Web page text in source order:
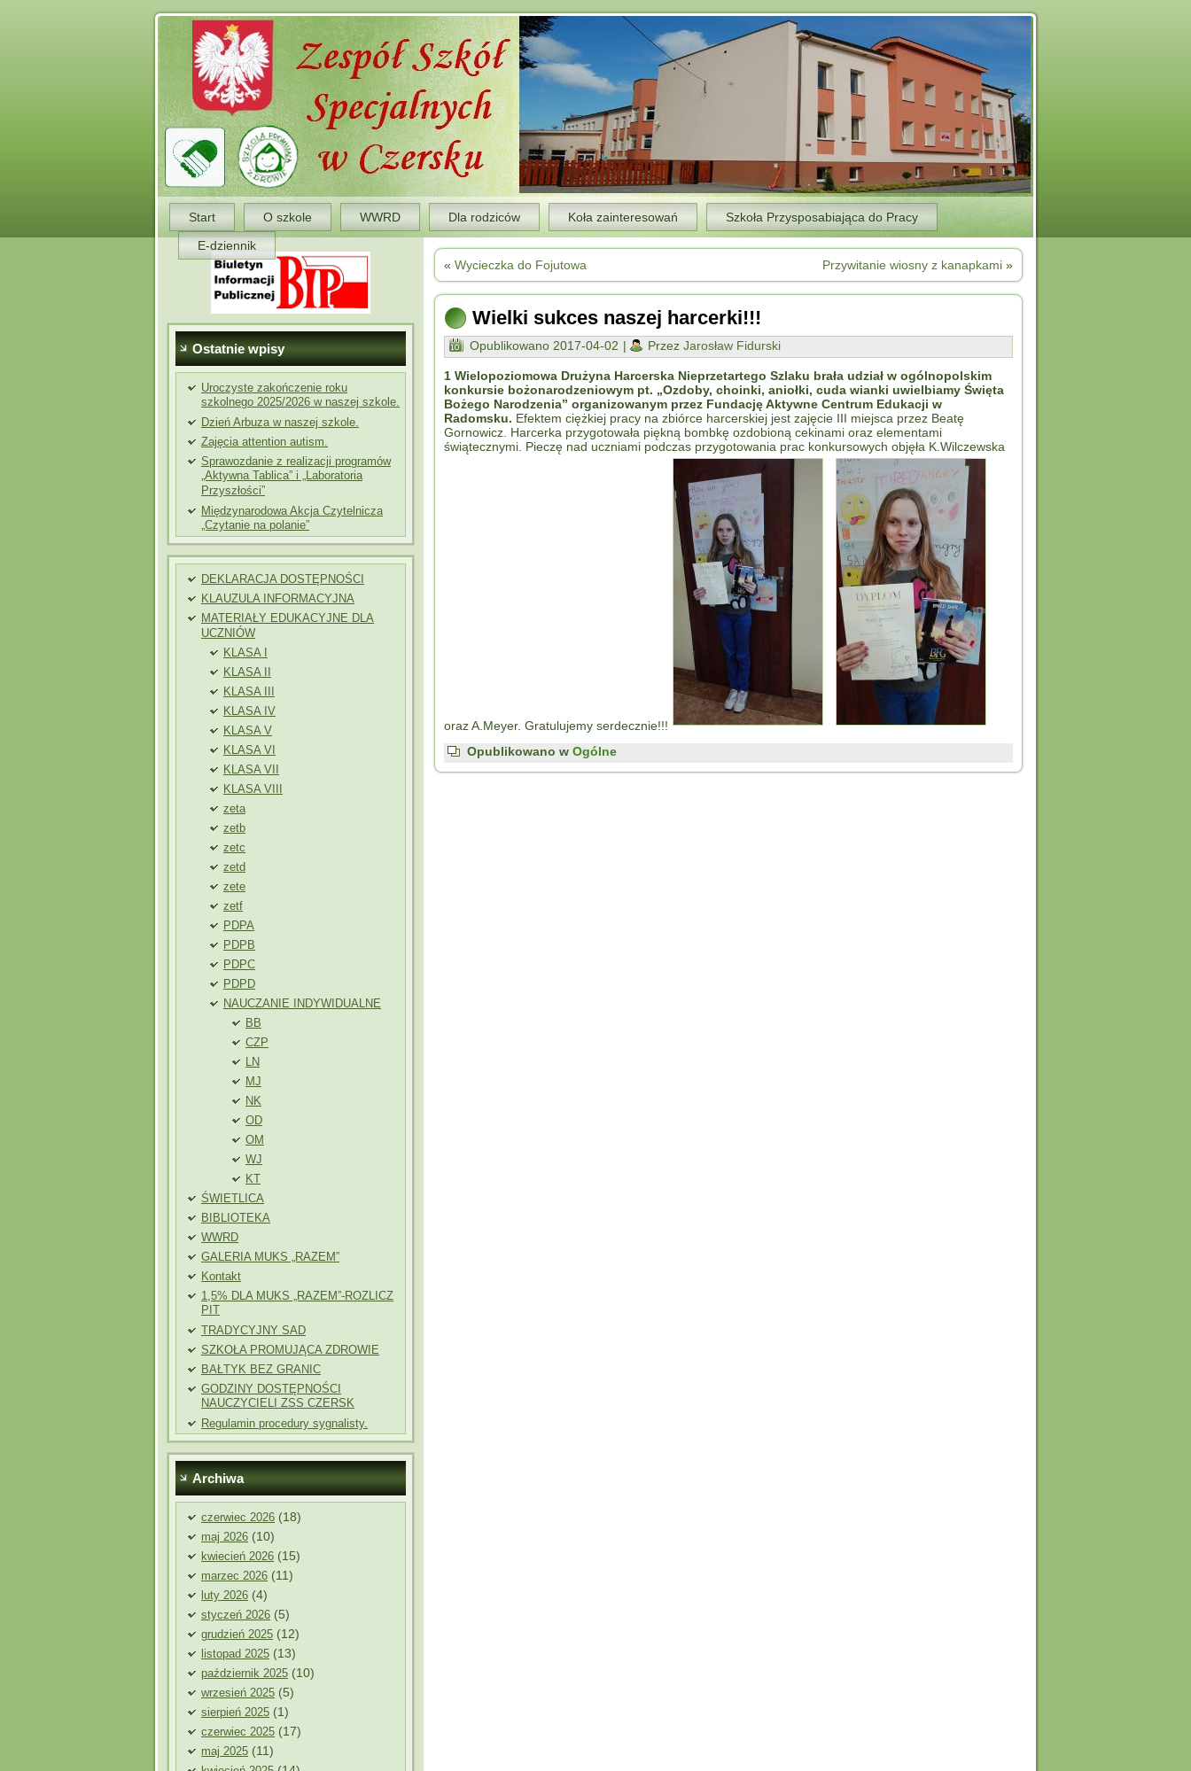
Start O szkole WWRD Dla rodziców Koła zainteresowań
Szkoła Przysposabiająca do Pracy
E-dziennik
Ostatnie wpisy
Uroczyste zakończenie roku
szkolnego 2025/2026 w naszej szkole.
Dzień Arbuza w naszej szkole.
Zajęcia attention autism.
Sprawozdanie z realizacji programów
„Aktywna Tablica” i „Laboratoria
Przyszłości”
Międzynarodowa Akcja Czytelnicza
„Czytanie na polanie”
DEKLARACJA DOSTĘPNOŚCI
KLAUZULA INFORMACYJNA
MATERIAŁY EDUKACYJNE DLA
UCZNIÓW
KLASA I
KLASA II
KLASA III
KLASA IV
KLASA V
KLASA VI
KLASA VII
KLASA VIII
zeta
zetb
zetc
zetd
zete
zetf
PDPA
PDPB
PDPC
PDPD
NAUCZANIE INDYWIDUALNE
BB
CZP
LN
MJ
NK
OD
OM
WJ
KT
ŚWIETLICA
BIBLIOTEKA
WWRD
GALERIA MUKS „RAZEM”
Kontakt
1,5% DLA MUKS „RAZEM”-ROZLICZ
PIT
TRADYCYJNY SAD
SZKOŁA PROMUJĄCA ZDROWIE
BAŁTYK BEZ GRANIC
GODZINY DOSTĘPNOŚCI
NAUCZYCIELI ZSS CZERSK
Regulamin procedury sygnalisty.
Archiwa
czerwiec 2026 (18)
maj 2026 (10)
kwiecień 2026 (15)
marzec 2026 (11)
luty 2026 (4)
styczeń 2026 (5)
grudzień 2025 (12)
listopad 2025 (13)
październik 2025 (10)
wrzesień 2025 (5)
sierpień 2025 (1)
czerwiec 2025 (17)
maj 2025 (11)
« Wycieczka do Fojutowa Przywitanie wiosny z kanapkami »
Wielki sukces naszej harcerki!!!
Opublikowano 2017-04-02 | Przez Jarosław Fidurski
1 Wielopoziomowa Drużyna Harcerska Nieprzetartego Szlaku brała udział w ogólnopolskim
konkursie bożonarodzeniowym pt. „Ozdoby, choinki, aniołki, cuda wianki uwielbiamy Święta
Bożego Narodzenia” organizowanym przez Fundację Aktywne Centrum Edukacji w
Radomsku. Efektem ciężkiej pracy na zbiórce harcerskiej jest zajęcie III miejsca przez Beatę
Gornowicz. Harcerka przygotowała piękną bombkę ozdobioną cekinami oraz elementami
świątecznymi. Pieczę nad uczniami podczas przygotowania prac konkursowych objęła K.Wilczewska
oraz A.Meyer. Gratulujemy serdecznie!!!
Opublikowano w Ogólne